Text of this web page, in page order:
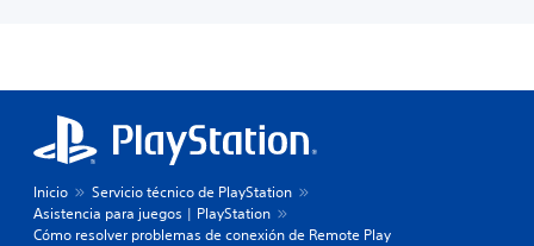
Inicio
Servicio técnico de PlayStation
Asistencia para juegos | PlayStation
Cómo resolver problemas de conexión de Remote Play